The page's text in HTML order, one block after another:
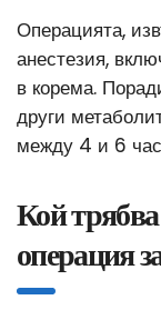
Операцията,
анестезия,
в корема.
други
между 4 и 6
Кой
операция